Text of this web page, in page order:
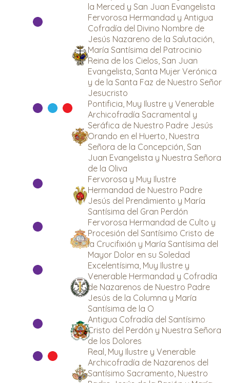
la Merced y San Juan Evangelista
Fervorosa Hermandad y Antigua
Cofradía del Divino Nombre de
Jesús Nazareno de la Salutación,
María Santísima del Patrocinio
Reina de los Cielos, San Juan
Evangelista, Santa Mujer Verónica
y de la Santa Faz de Nuestro Señor
Jesucristo
Pontificia, Muy Ilustre y Venerable
Archicofradía Sacramental y
Seráfica de Nuestro Padre Jesús
Orando en el Huerto, Nuestra
Señora de la Concepción, San
Juan Evangelista y Nuestra Señora
de la Oliva
Fervorosa y Muy Ilustre
Hermandad de Nuestro Padre
Jesús del Prendimiento y María
Santísima del Gran Perdón
Fervorosa Hermandad de Culto y
Procesión del Santísimo Cristo de
la Crucifixión y María Santísima del
Mayor Dolor en su Soledad
Excelentísima, Muy Ilustre y
Venerable Hermandad y Cofradía
de Nazarenos de Nuestro Padre
Jesús de la Columna y María
Santísima de la O
Antigua Cofradía del Santísimo
Cristo del Perdón y Nuestra Señora
de los Dolores
Real, Muy Ilustre y Venerable
Archicofradía de Nazarenos del
Santísimo Sacramento, Nuestro